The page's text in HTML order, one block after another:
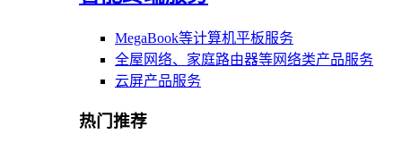
MegaBook等计算机平板服务
全屋网络、家庭路由器等网络类产品服务
云屏产品服务
热门推荐